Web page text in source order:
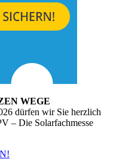
WEGE
dürfen wir Sie herzlich
– Die Solarfachmesse